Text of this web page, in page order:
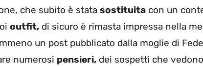
che subito è stata sostituita con un
outfit, di sicuro è rimasta impressa nella
un post pubblicato dalla moglie di
numerosi pensieri, dei sospetti che